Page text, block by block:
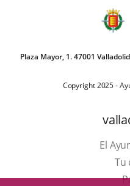
Plaza Mayor, 1. 47001
Copyright 2025 -
El
Tu